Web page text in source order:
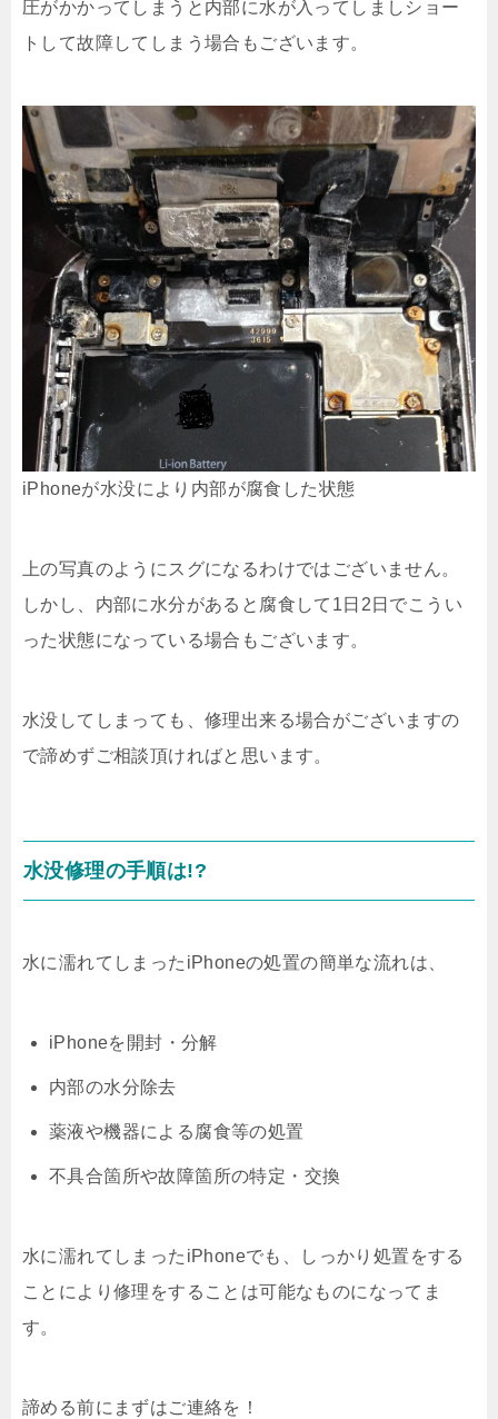
圧がかかってしまうと内部に水が入ってしましショー
トして故障してしまう場合もございます。
iPhoneが水没により内部が腐食した状態
上の写真のようにスグになるわけではございません。
しかし、内部に水分があると腐食して1日2日でこうい
った状態になっている場合もございます。
水没してしまっても、修理出来る場合がございますの
で諦めずご相談頂ければと思います。
水没修理の手順は!?
水に濡れてしまったiPhoneの処置の簡単な流れは、
iPhoneを開封・分解
内部の水分除去
薬液や機器による腐食等の処置
不具合箇所や故障箇所の特定・交換
水に濡れてしまったiPhoneでも、しっかり処置をする
ことにより修理をすることは可能なものになってま
す。
諦める前にまずはご連絡を！